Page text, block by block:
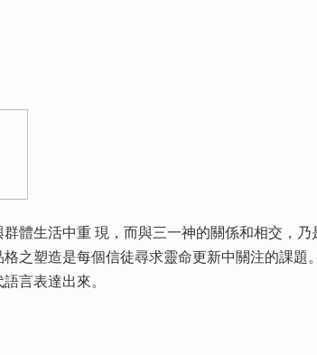
體生活中重 現，而與三一神的關係和相交，乃
之塑造是每個信徒尋求靈命更新中關注的課題
言表達出來。